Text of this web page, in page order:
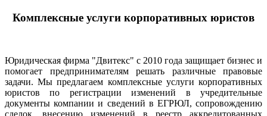
Комплексные услуги корпоративных юристов
Юридическая фирма "Двитекс" с 2010 года защищает бизнес и
помогает предпринимателям решать различные правовые
задачи. Мы предлагаем комплексные услуги корпоративных
юристов по регистрации изменений в учредительные
документы компании и сведений в ЕГРЮЛ, сопровождению